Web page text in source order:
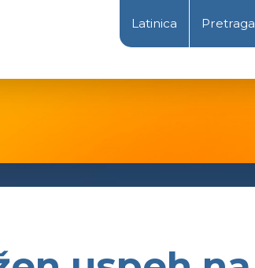
Latinica Pretraga